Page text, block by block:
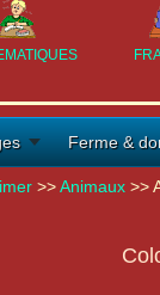
Ferme &
>>Animaux>>